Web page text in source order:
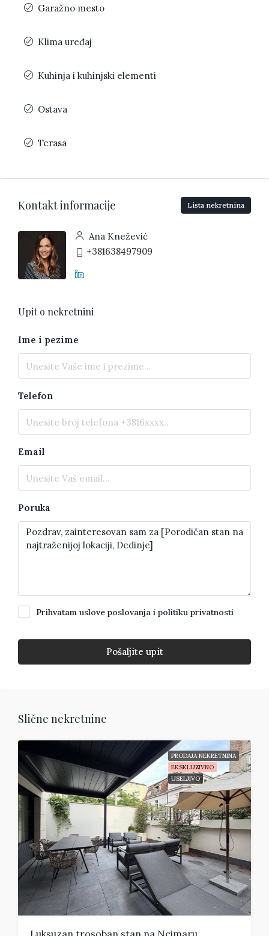
Garažno mesto
Klima uređaj
Kuhinja i kuhinjski elementi
Ostava
Terasa
Kontakt informacije Lista nekretnina
Ana Knežević
+381638497909
Upit o nekretnini
Ime i pezime
Telefon
Email
Poruka
Prihvatam uslove poslovanja i politiku privatnosti
Pošaljite upit
Slične nekretnine
PRODAJA NEKRETNINA
EKSKLUZIVNO
USELJIVO
Luksuzan trosoban stan na Neimaru